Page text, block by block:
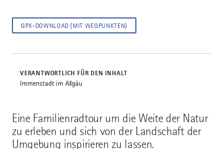
Eine Familienradtour um die Weite der Natur
zu erleben und sich von der Landschaft der
Umgebung inspirieren zu lassen.
GPX-DOWNLOAD (MIT WEGPUNKTEN)
VERANTWORTLICH FÜR DEN INHALT
Immenstadt im Allgäu